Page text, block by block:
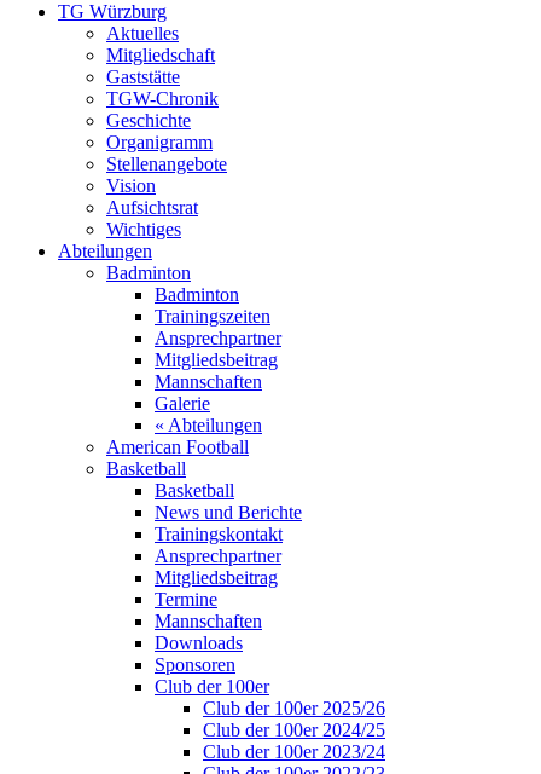
TG Würzburg
Aktuelles
Mitgliedschaft
Gaststätte
TGW-Chronik
Geschichte
Organigramm
Stellenangebote
Vision
Aufsichtsrat
Wichtiges
Abteilungen
Badminton
Badminton
Trainingszeiten
Ansprechpartner
Mitgliedsbeitrag
Mannschaften
Galerie
« Abteilungen
American Football
Basketball
Basketball
News und Berichte
Trainingskontakt
Ansprechpartner
Mitgliedsbeitrag
Termine
Mannschaften
Downloads
Sponsoren
Club der 100er
Club der 100er 2025/26
Club der 100er 2024/25
Club der 100er 2023/24